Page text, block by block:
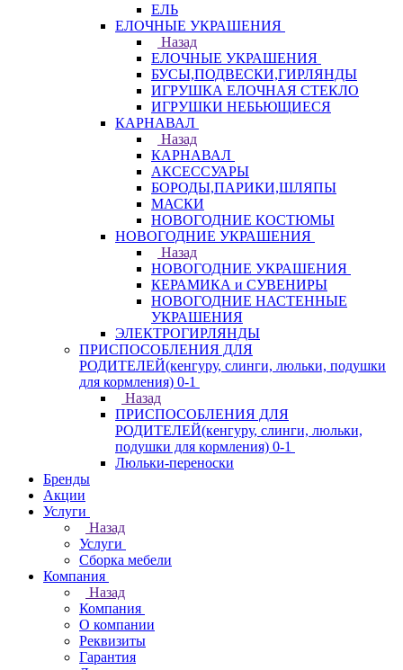
ЕЛЬ
ЕЛОЧНЫЕ УКРАШЕНИЯ
Назад
ЕЛОЧНЫЕ УКРАШЕНИЯ
БУСЫ,ПОДВЕСКИ,ГИРЛЯНДЫ
ИГРУШКА ЕЛОЧНАЯ СТЕКЛО
ИГРУШКИ НЕБЬЮЩИЕСЯ
КАРНАВАЛ
Назад
КАРНАВАЛ
АКСЕССУАРЫ
БОРОДЫ,ПАРИКИ,ШЛЯПЫ
МАСКИ
НОВОГОДНИЕ КОСТЮМЫ
НОВОГОДНИЕ УКРАШЕНИЯ
Назад
НОВОГОДНИЕ УКРАШЕНИЯ
КЕРАМИКА и СУВЕНИРЫ
НОВОГОДНИЕ НАСТЕННЫЕ
УКРАШЕНИЯ
ЭЛЕКТРОГИРЛЯНДЫ
ПРИСПОСОБЛЕНИЯ ДЛЯ
РОДИТЕЛЕЙ(кенгуру, слинги, люльки, подушки
для кормления) 0-1
Назад
ПРИСПОСОБЛЕНИЯ ДЛЯ
РОДИТЕЛЕЙ(кенгуру, слинги, люльки,
подушки для кормления) 0-1
Люльки-переноски
Бренды
Акции
Услуги
Назад
Услуги
Сборка мебели
Компания
Назад
Компания
О компании
Реквизиты
Гарантия